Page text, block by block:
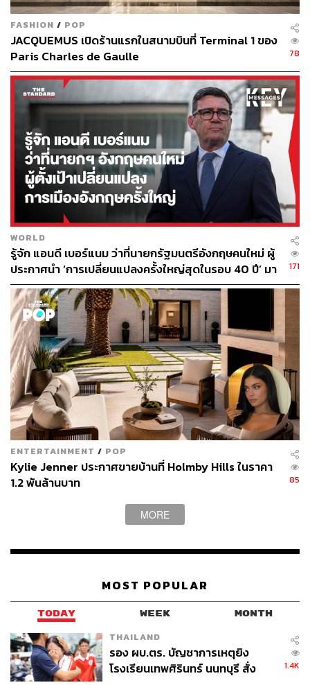
นอกจากร้านอาหารซึ่งเป็นจุดดึงดูดผู้คนหลักๆ ของโคเรีย
ทาวน์แล้ว ฟิตเนส โรงภาพยนตร์ และโรงละครก็ปิดให้การ
บริการตามคำสั่งดังกล่าว เพราะการออกกำลังกายและการดู
มหรสพนอกจากไม่ใช่สิ่งสำคัญในชีวิตในยามวิกฤตเช่นนี้
แล้ว ยังเป็นที่ที่ก่อให้เกิดการแพร่กระจายของไวรัสได้ง่าย
ชีวิตประจำวันคือ โรงละครวิลเทิร์นซึ่งเป็นแลนด์มาร์กสำคัญ
ของย่านโคเรียทาวน์ ที่บางครั้งก็รองรับการจัดคอนเสิร์ต
ขนาดไม่ใหญ่มากของศิลปินเกาหลี อย่างเช่นคอนเสิร์ตของ
แทยังแห่งวงBIGBANGเมื่อสามปีก่อน วันนี้โรงละครวิล
เทิร์นปลดตัวอักษรที่ปกติจะแสดงวันและเวลาของโชว์ที่จะจัด
ขึ้นในโรงละครดังกล่าวออกหมด และแทนที่ด้วยข้อความว่า
FASHION / POP
JACQUEMUS เปิดร้านแรกในสนามบินที่ Terminal 1 ของ
Paris Charles de Gaulle
78
WORLD
รู้จัก แอนดี เบอร์แนม ว่าที่นายกรัฐมนตรีอังกฤษคนใหม่ ผู้
ประกาศนำ ‘การเปลี่ยนแปลงครั้งใหญ่สุดในรอบ 40 ปี’ มา
สู่การเมืองอังกฤษ
171
ENTERTAINMENT / POP
Kylie Jenner ประกาศขายบ้านที่ Holmby Hills ในราคา
1.2 พันล้านบาท
85
MORE
MOST POPULAR
TODAY WEEK MONTH
THAILAND
รอง ผบ.ตร. บัญชาการเหตุยิง
โรงเรียนเทพศิรินทร์ นนทบุรี สั่ง
1.4K